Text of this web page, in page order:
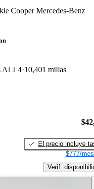
Cooper Mercedes-Benz
ALL4 10,401 millas
El precio incluye
$777/
Verif.